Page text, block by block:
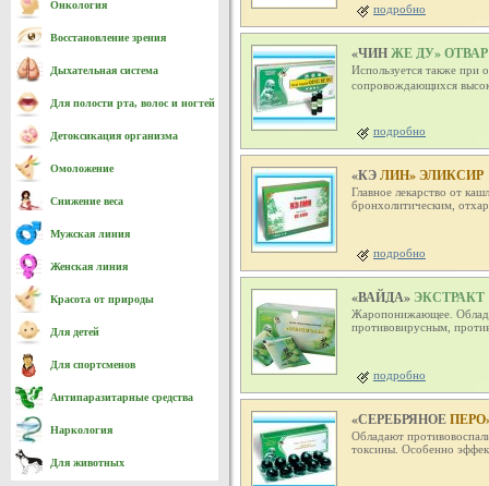
Онкология
Восстановление зрения
Дыхательная система
Для полости рта, волос и ногтей
Детоксикация организма
Омоложение
Снижение веса
Мужская линия
Женская линия
Красота от природы
Для детей
Для спортсменов
Антипаразитарные средства
Наркология
Для животных
подробно
«ЧИНЖЕ ДУ»
Используется также при
сопровождающихся
подробно
«КЭЛИН» ЭЛИКСИР
Главное лекарство от
бронхолитическим,
подробно
«ВАЙДА» ЭКСТРАКТ
Жаропонижающее.
противовирусным,
подробно
«СЕРЕБРЯНОЕ
Обладают
токсины. Особенно